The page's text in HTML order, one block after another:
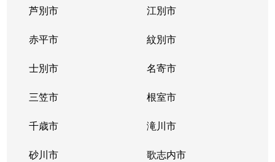
芦別市 江別市
赤平市 紋別市
士別市 名寄市
三笠市 根室市
千歳市 滝川市
砂川市 歌志内市